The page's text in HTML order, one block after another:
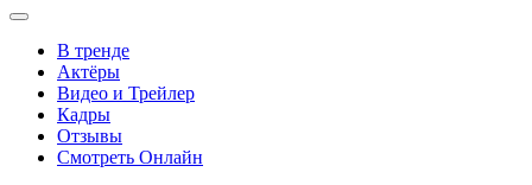
В тренде
Актёры
Видео и Трейлер
Кадры
Отзывы
Смотреть Онлайн